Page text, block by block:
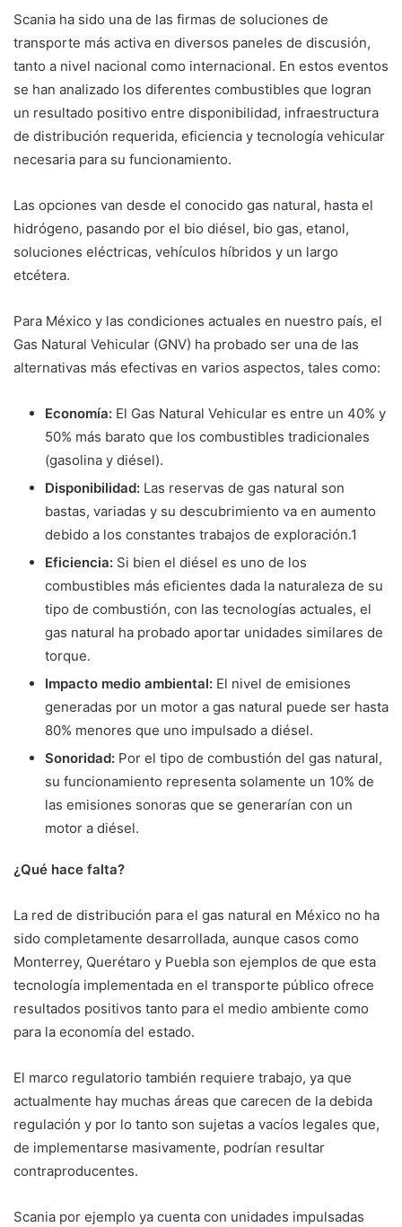
Scania ha sido una de las firmas de soluciones de
transporte más activa en diversos paneles de discusión,
tanto a nivel nacional como internacional. En estos eventos
se han analizado los diferentes combustibles que logran
un resultado positivo entre disponibilidad, infraestructura
de distribución requerida, eficiencia y tecnología vehicular
necesaria para su funcionamiento.
Las opciones van desde el conocido gas natural, hasta el
hidrógeno, pasando por el bio diésel, bio gas, etanol,
soluciones eléctricas, vehículos híbridos y un largo
etcétera.
Para México y las condiciones actuales en nuestro país, el
Gas Natural Vehicular (GNV) ha probado ser una de las
alternativas más efectivas en varios aspectos, tales como:
Economía: El Gas Natural Vehicular es entre un 40% y
50% más barato que los combustibles tradicionales
(gasolina y diésel).
Disponibilidad: Las reservas de gas natural son
bastas, variadas y su descubrimiento va en aumento
debido a los constantes trabajos de exploración.1
Eficiencia: Si bien el diésel es uno de los
combustibles más eficientes dada la naturaleza de su
tipo de combustión, con las tecnologías actuales, el
gas natural ha probado aportar unidades similares de
torque.
Impacto medio ambiental: El nivel de emisiones
generadas por un motor a gas natural puede ser hasta
80% menores que uno impulsado a diésel.
Sonoridad: Por el tipo de combustión del gas natural,
su funcionamiento representa solamente un 10% de
las emisiones sonoras que se generarían con un
motor a diésel.
¿Qué hace falta?
La red de distribución para el gas natural en México no ha
sido completamente desarrollada, aunque casos como
Monterrey, Querétaro y Puebla son ejemplos de que esta
tecnología implementada en el transporte público ofrece
resultados positivos tanto para el medio ambiente como
para la economía del estado.
El marco regulatorio también requiere trabajo, ya que
actualmente hay muchas áreas que carecen de la debida
regulación y por lo tanto son sujetas a vacíos legales que,
de implementarse masivamente, podrían resultar
contraproducentes.
Scania por ejemplo ya cuenta con unidades impulsadas